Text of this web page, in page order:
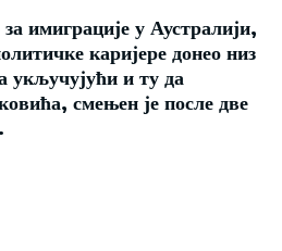
имиграције у Аустралији,
каријере донео низ
укључујући и ту да
смењен је после две